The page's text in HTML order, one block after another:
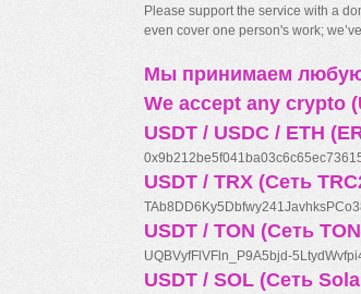
Please support the service with a
even cover one person's work;
Мы принимаем любую
We accept any crypto
USDT / USDC / ETH
USDT / TRX (Сеть
USDT / TON (Сеть
UQBVyfFlVFln_P9A5bjd-
USDT / SOL (Сеть